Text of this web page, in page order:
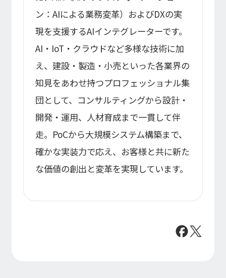
ン：AIによる業務変革）およびDXの実
現を支援するAIインテグレーターです。
AI・IoT・クラウドなど多様な技術に加
え、建設・製造・小売といった各業界の
知見をあわせ持つプロフェッショナル集
団として、コンサルティングから設計・
開発・運用、人材育成まで一貫して伴
走。PoCから大規模システム構築まで、
確かな実装力で応え、お客様と共に新た
な価値の創出と変革を実現しています。